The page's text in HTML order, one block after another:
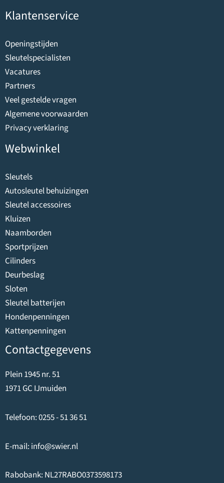
Klantenservice
Openingstijden
Sleutelspecialisten
Vacatures
Partners
Veel gestelde vragen
Algemene voorwaarden
Privacy verklaring
Webwinkel
Sleutels
Autosleutel behuizingen
Sleutel accessoires
Kluizen
Naamborden
Sportprijzen
Cilinders
Deurbeslag
Sloten
Sleutel batterijen
Hondenpenningen
Kattenpenningen
Contactgegevens
Plein 1945 nr. 51
1971 GC IJmuiden
Telefoon:0255 - 51 36 51
E-mail: info@swier.nl
Rabobank: NL27RABO0373598173